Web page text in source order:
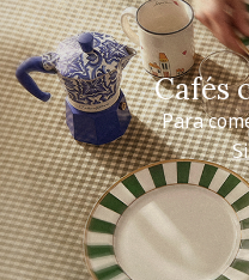
Cafés
Para